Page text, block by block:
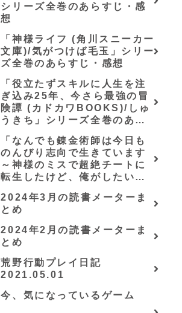
シリーズ全巻のあらすじ・感
想
「神様ライフ (角川スニーカー
文庫)/気がつけば毛玉」シリー
ズ全巻のあらすじ・感想
「役立たずスキルに人生を注
ぎ込み25年、今さら最強の冒
険譚 (カドカワBOOKS)/しゅ
うきち」シリーズ全巻のあら
「なんでも錬金術師は今日も
のんびり志向で生きています
～神様のミスで超絶チートに
転生したけど、俺がしたいの
会の立上げです～（グラスト
ノベルス） (グラスト
NOVELS)/可換環」シリーズ
全巻のあらすじ・感想
2024年3月の読書メーターま
とめ
2024年2月の読書メーターま
とめ
荒野行動プレイ日記
2021.05.01
今、気になっているゲーム